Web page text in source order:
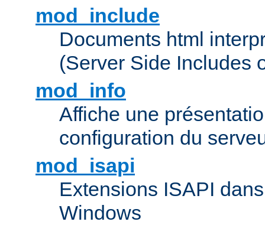
mod_include
Documents html
(Server Side Includes
mod_info
Affiche une
configuration du
mod_isapi
Extensions ISAPI
Windows